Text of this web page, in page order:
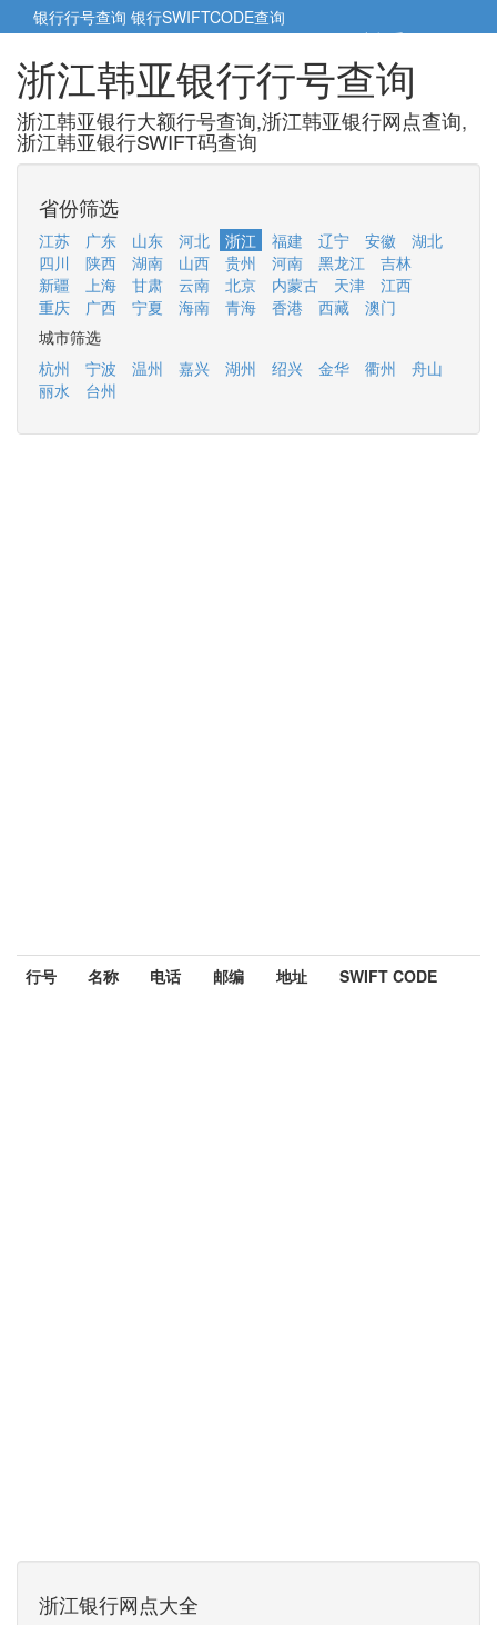
银行行号查询 银行SWIFTCODE查询
5cm小帮手5cm.cn
浙江韩亚银行行号查询
浙江韩亚银行大额行号查询,浙江韩亚银行网点查询,
浙江韩亚银行SWIFT码查询
省份筛选
江苏 广东 山东 河北 浙江 福建 辽宁 安徽
湖北
四川
陕西 湖南 山西 贵州 河南 黑龙江
吉林
新疆
上海 甘肃 云南 北京 内蒙古 天津
江西
重庆
广西 宁夏 海南 青海 香港 西藏
澳门
城市筛选
杭州
宁波 温州 嘉兴 湖州 绍兴 金华 衢州
舟山
丽水
台州
行号 名称 电话 邮编 地址 SWIFT CODE
浙江银行网点大全